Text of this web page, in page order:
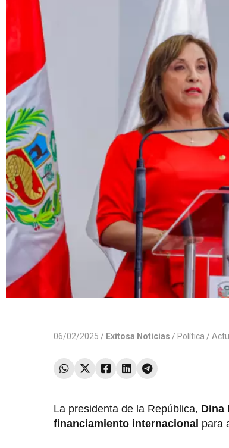
06/02/2025 / Exitosa Noticias / Política /
La presidenta de la República, Dina
financiamiento internacional para